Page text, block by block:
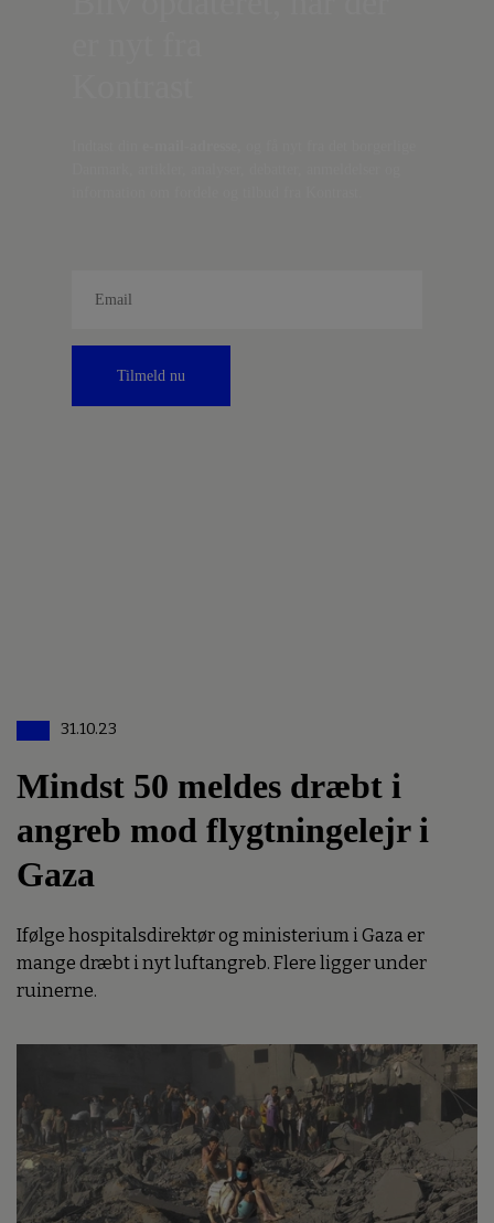
Tilmeld nu
31.10.23
Mindst 50 meldes dræbt i
angreb mod flygtningelejr i
Gaza
Ifølge hospitalsdirektør og ministerium i Gaza er
mange dræbt i nyt luftangreb. Flere ligger under
ruinerne.